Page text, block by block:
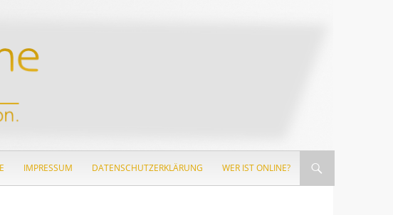
IMPRESSUM DATENSCHUTZERKLÄRUNG WER IST ONLINE?